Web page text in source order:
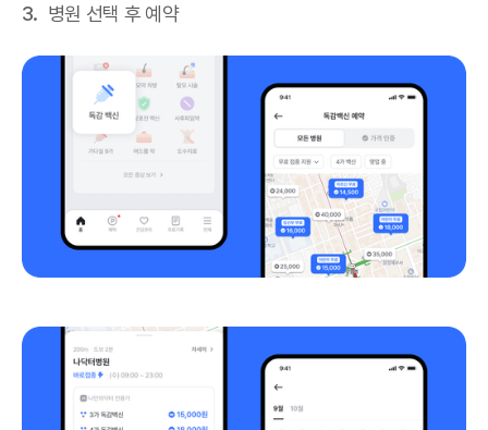
병원 선택 후 예약